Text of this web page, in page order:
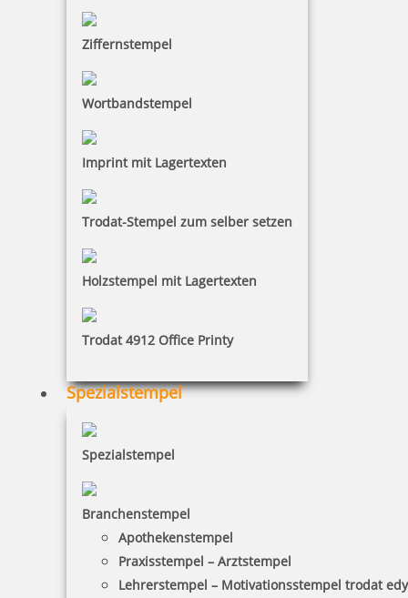
Ziffernstempel
Wortbandstempel
Imprint mit Lagertexten
Trodat-Stempel zum selber setzen
Holzstempel mit Lagertexten
Trodat 4912 Office Printy
Spezialstempel
Spezialstempel
Branchenstempel
Apothekenstempel
Praxisstempel – Arztstempel
Lehrerstempel – Motivationsstempel trodat
Jetzt gestalten
Der Modico-Textstempel eignet sich perfekt für feine
Linien und Schriften. Dieser Flashstempel hat die
für alle gedacht, die Wert auf gutes Design legen.